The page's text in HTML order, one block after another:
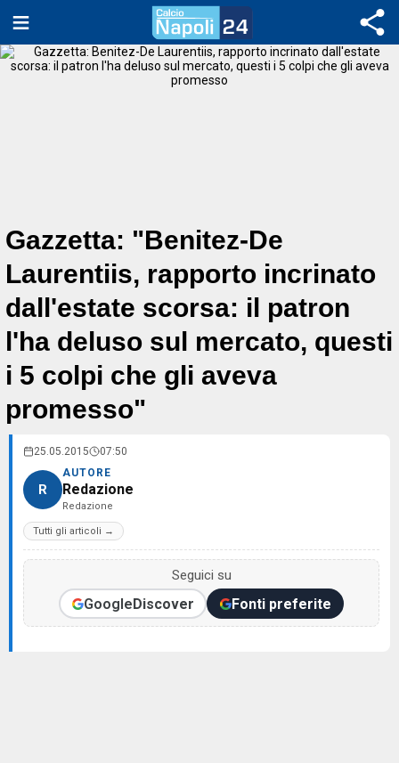
Gazzetta: "Benitez-De
Laurentiis, rapporto incrinato
dall'estate scorsa: il patron
l'ha deluso sul mercato, questi
i 5 colpi che gli aveva
promesso"
25.05.2015 07:50
R
AUTORE
Redazione
Redazione
Tutti gli articoli →
Seguici su
GoogleDiscover Fonti preferite